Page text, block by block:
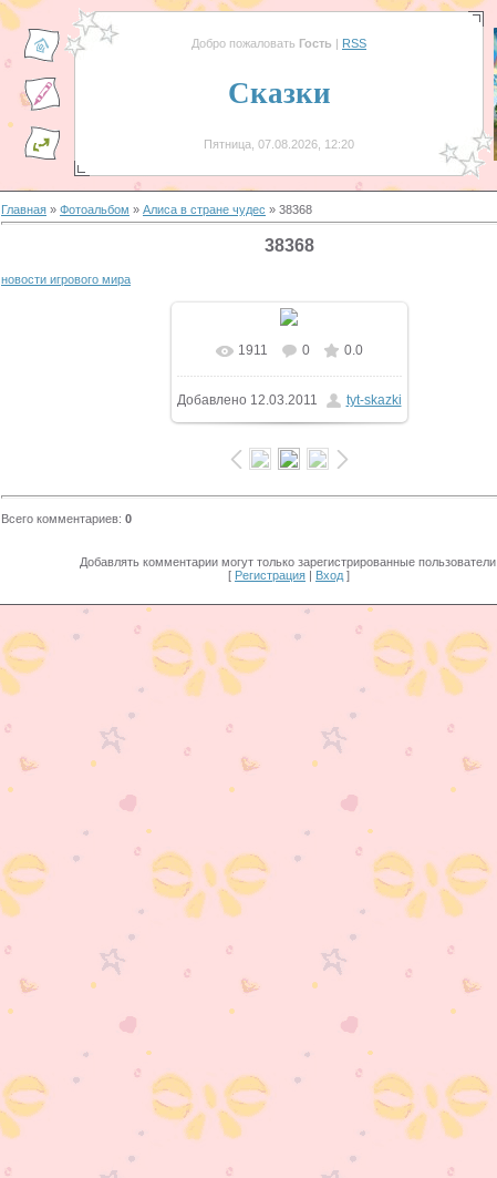
Добро пожаловать Гость | RSS
Сказки
Пятница, 07.08.2026, 12:20
Главная » Фотоальбом » Aлиса в стране чудес » 38368
38368
новости игрового мира
В реальном размере
700x349/ 150.2Kb
1911 0 0.0
Добавлено 12.03.2011 tyt-skazki
Всего комментариев: 0
Добавлять комментарии могут только зарегистрированные пользователи.
[ Регистрация | Вход ]